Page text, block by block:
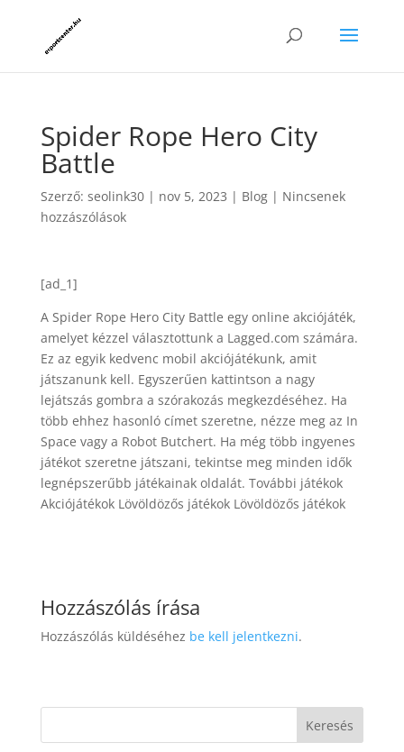
Spider Rope Hero City
Battle
Szerző: seolink30| nov 5, 2023 | Blog| Nincsenek
hozzászólások
[ad_1]
A Spider Rope Hero City Battle egy online akciójáték,
amelyet kézzel választottunk a Lagged.com számára.
Ez az egyik kedvenc mobil akciójátékunk, amit
játszanunk kell. Egyszerűen kattintson a nagy
lejátszás gombra a szórakozás megkezdéséhez. Ha
több ehhez hasonló címet szeretne, nézze meg az In
Space vagy a Robot Butchert. Ha még több ingyenes
játékot szeretne játszani, tekintse meg minden idők
legnépszerűbb játékainak oldalát. További játékok
Akciójátékok Lövöldözős játékok Lövöldözős játékok
Hozzászólás írása
Hozzászólás küldéséhez be kell jelentkezni.
Keresés